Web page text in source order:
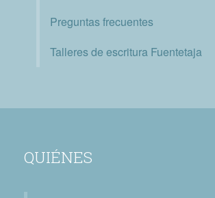
Preguntas frecuentes
Talleres de escritura Fuentetaja
QUIÉNES